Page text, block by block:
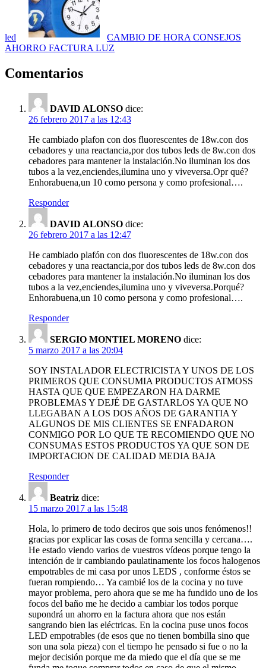
led
CAMBIO DE HORA CONSEJOS
AHORRO FACTURA LUZ
Comentarios
DAVID ALONSO dice:
26 febrero 2017 a las 12:43
He cambiado plafon con dos fluorescentes de 18w.con dos
cebadores y una reactancia,por dos tubos leds de 8w.con dos
cebadores para mantener la instalación.No iluminan los dos
tubos a la vez,enciendes,ilumina uno y viveversa.Opr qué?
Enhorabuena,un 10 como persona y como profesional….
Responder
DAVID ALONSO dice:
26 febrero 2017 a las 12:47
He cambiado plafón con dos fluorescentes de 18w.con dos
cebadores y una reactancia,por dos tubos leds de 8w.con dos
cebadores para mantener la instalación.No iluminan los dos
tubos a la vez,enciendes,ilumina uno y viveversa.Porqué?
Enhorabuena,un 10 como persona y como profesional….
Responder
SERGIO MONTIEL MORENO dice:
5 marzo 2017 a las 20:04
SOY INSTALADOR ELECTRICISTA Y UNOS DE LOS
PRIMEROS QUE CONSUMIA PRODUCTOS ATMOSS
HASTA QUE QUE EMPEZARON HA DARME
PROBLEMAS Y DEJÉ DE GASTARLOS YA QUE NO
LLEGABAN A LOS DOS AÑOS DE GARANTIA Y
ALGUNOS DE MIS CLIENTES SE ENFADARON
CONMIGO POR LO QUE TE RECOMIENDO QUE NO
CONSUMAS ESTOS PRODUCTOS YA QUE SON DE
IMPORTACION DE CALIDAD MEDIA BAJA
Responder
Beatriz dice:
15 marzo 2017 a las 15:48
Hola, lo primero de todo deciros que sois unos fenómenos!!
gracias por explicar las cosas de forma sencilla y cercana….
He estado viendo varios de vuestros vídeos porque tengo la
intención de ir cambiando paulatinamente los focos halogenos
empotrables de mi casa por unos LEDS , conforme éstos se
fueran rompiendo… Ya cambié los de la cocina y no tuve
mayor problema, pero ahora que se me ha fundido uno de los
focos del baño me he decido a cambiar los todos porque
supondrá un ahorro en la factura ahora que nos están
sangrando bien las eléctricas. En la cocina puse unos focos
LED empotrables (de esos que no tienen bombilla sino que
son una sola pieza) con el tiempo he pensado si fue o no la
mejor decisión porque me da miedo que el día que se me